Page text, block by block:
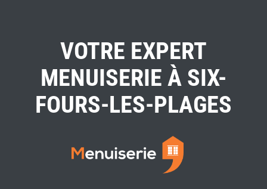
VOTRE EXPERT
MENUISERIE À SIX-
FOURS-LES-PLAGES